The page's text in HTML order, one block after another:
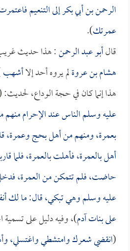
الرحمن بن أبي بكرإلى التنعيم
عمرتك).
قالأبو عبد الرحمن: هذا حديث
هشام بن عروةلم يروه أحد إلاأشهب
هذا إنما كان في حجة الوداع،
عليه وسلم الناس عند الإحرام
بعمرة، ومنهم من أهل بحج وعمرة،
أهل بالعمرة، فأهلت بالعمرة،
حاضت، فلم تتمكن من العمرة، فدخل
عليه وسلم وهي تبكي، قال: ما لك
على بنات آدم)، وفيه دليل على تسمية
(انقضي شعرك وامتشطي واغتسلي،